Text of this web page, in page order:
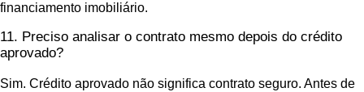
financiamento imobiliário.
11. Preciso analisar o contrato mesmo depois do crédito
aprovado?
Sim. Crédito aprovado não significa contrato seguro. Antes de